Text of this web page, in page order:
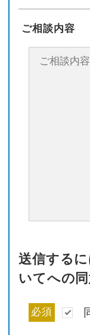
ご相談内容
送信する
いてへの
必須